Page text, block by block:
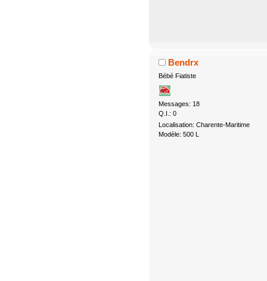
Bendrx
Bébé Fiatiste
Messages: 18
Q.I.: 0
Localisation: Charente-Maritime
Modèle: 500 L